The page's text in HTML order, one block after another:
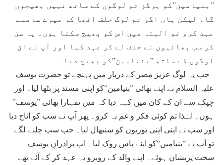
”بنیامین”کو ہرگز تم لوگوں کے ساتھ نہیں بھیجوں
گا۔ لیکن ہاں اگر تم لوگ حلف اٹھا کر میرے سامنے
عہد کرو تو البتہ میں اس کو بھیج سکتا ہوں۔ یہ سن
کر سب بھائیوں نے حلف لے کر عہد کیا اور آپ نے ان
لوگوں کے ساتھ ”بنیامین”کو بھیج دیا ۔
جب یہ لوگ عزیز مصر کے دربار میں پہنچے تو حضرت یوسف
علیہ السلام نے اپنے بھائی ”بنیامین”کو اپنی مسند پر بٹھا لیا۔ اور
چپکے سے ان کے کان میں کہہ دیا کہ میں تمہارا بھائی ”یوسف”
ہوں۔ لہٰذا تم کوئی فکر و غم نہ کرو۔ پھر آپ نے سب کو اناج دیا
اور سب نے اپنی اپنی بوریوں کو سنبھال لیا۔ جب سب چلنے لگے
تو آپ نے ”بنیامین”کو اپنے پاس روک لیا۔ اب برادرانِ یوسف
سخت پریشان ہوئے۔ اپنے والد کے روبرو یہ عہد کر کے آئے تھے